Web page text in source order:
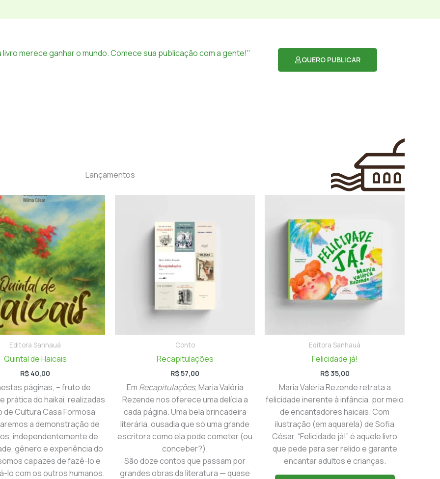
livro merece ganhar o mundo. Comece sua publicação com a gente!"
QUERO PUBLICAR
Lançamentos
Editora Sanhauá
Quintal de Haicais
R$ 40,00
páginas, − fruto de
prática do haikai, realizadas
de Cultura Casa Formosa −
a demonstração de
independentemente de
gênero e experiência do
capazes de fazê-lo e
lo com os outros humanos.
Conto
Recapitulações
R$57,00
Em Recapitulações, Maria Valéria
Rezende nos oferece uma delícia a
cada página. Uma bela brincadeira
literária, ousadia que só uma grande
escritora como ela pode cometer (ou
conceber?).
São doze contos que passam por
grandes obras da literatura — quase
Editora Sanhauá
Felicidade já!
R$35,00
Maria Valéria Rezende retrata a
felicidade inerente à infância, por meio
de encantadores haicais. Com
ilustração (em aquarela) de Sofia
César, “Felicidade já!” é aquele livro
que pede para ser relido e garante
encantar adultos e crianças.